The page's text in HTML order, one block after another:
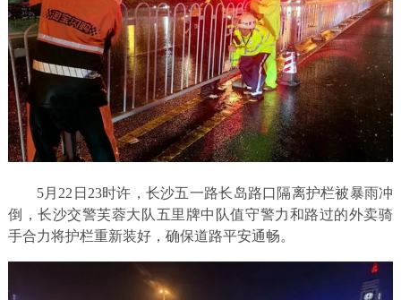
5月22日23时许，长沙五一路长岛路口隔离护栏被暴雨冲
倒，长沙交警芙蓉大队五里牌中队值守警力和路过的外卖骑
手合力将护栏重新装好，确保道路平安通畅。